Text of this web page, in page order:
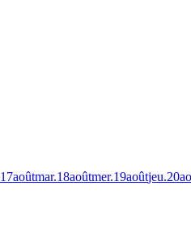
17aoûtmar.18aoûtmer.19aoûtjeu.20